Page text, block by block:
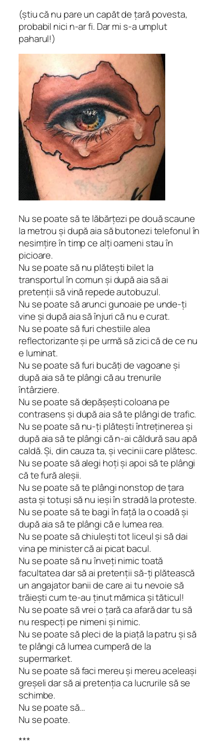
(știu că nu pare un capăt de țară povesta,
probabil nici n-ar fi. Dar mi s-a umplut
paharul!)
Nu se poate să te lăbărțezi pe două scaune
la metrou și după aia să butonezi telefonul în
nesimțire în timp ce alți oameni stau în
picioare.
Nu se poate să nu plătești bilet la
transportul în comun și după aia să ai
pretenții să vină repede autobuzul.
Nu se poate să arunci gunoaie pe unde-ți
vine și după aia să înjuri că nu e curat.
Nu se poate să furi chestiile alea
reflectorizante și pe urmă să zici că de ce nu
e luminat.
Nu se poate să furi bucăți de vagoane și
după aia să te plângi că au trenurile
întârziere.
Nu se poate să depășești coloana pe
contrasens și după aia să te plângi de trafic.
Nu se poate să nu-ți plătești întreținerea și
după aia să te plângi că n-ai căldură sau apă
caldă. Și, din cauza ta, și vecinii care plătesc.
Nu se poate să alegi hoți și apoi să te plângi
că te fură aleșii.
Nu se poate să te plângi nonstop de țara
asta și totuși să nu ieși în stradă la proteste.
Nu se poate să te bagi în față la o coadă și
după aia să te plângi că e lumea rea.
Nu se poate să chiulești tot liceul și să dai
vina pe minister că ai picat bacul.
Nu se poate să nu înveți nimic toată
facultatea dar să ai pretenții să-ți plătească
un angajator banii de care ai tu nevoie să
trăiești cum te-au ținut mămica și tăticul!
Nu se poate să vrei o țară ca afară dar tu să
nu respecți pe nimeni și nimic.
Nu se poate să pleci de la piață la patru și să
te plângi că lumea cumperă de la
supermarket.
Nu se poate să faci mereu și mereu aceleași
greșeli dar să ai pretenția ca lucrurile să se
schimbe.
Nu se poate să…
Nu se poate.